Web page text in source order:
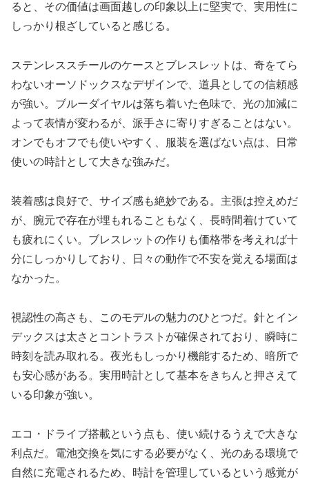
ると、その価値は画面越しの印象以上に堅実で、実用性に
しっかり根ざしていると感じる。
ステンレススチールのケースとブレスレットは、奇をてら
わないオーソドックスなデザインで、道具としての信頼感
が強い。ブルーダイヤルは落ち着いた色味で、光の加減に
よって表情が変わるが、派手さに寄りすぎることはない。
オンでもオフでも使いやすく、服装を選ばない点は、日常
使いの時計として大きな強みだ。
装着感は良好で、サイズ感も絶妙である。主張は控えめだ
が、腕元で存在が埋もれることもなく、長時間着けていて
も疲れにくい。ブレスレットの作りも価格帯を考えれば十
分にしっかりしており、日々の動作で不安を覚える場面は
なかった。
視認性の高さも、このモデルの魅力のひとつだ。針とイン
デックスは太さとコントラストが確保されており、瞬時に
時刻を読み取れる。夜光もしっかり機能するため、暗所で
も安心感がある。実用時計として基本をきちんと押さえて
いる印象が強い。
エコ・ドライブ搭載という点も、使い続けるうえで大きな
利点だ。電池交換を気にする必要がなく、光のある環境で
自然に充電されるため、時計を管理しているという感覚が